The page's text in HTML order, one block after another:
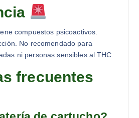
compuestos psicoactivos.
No recomendado para
ni personas sensibles al THC.
frecuentes